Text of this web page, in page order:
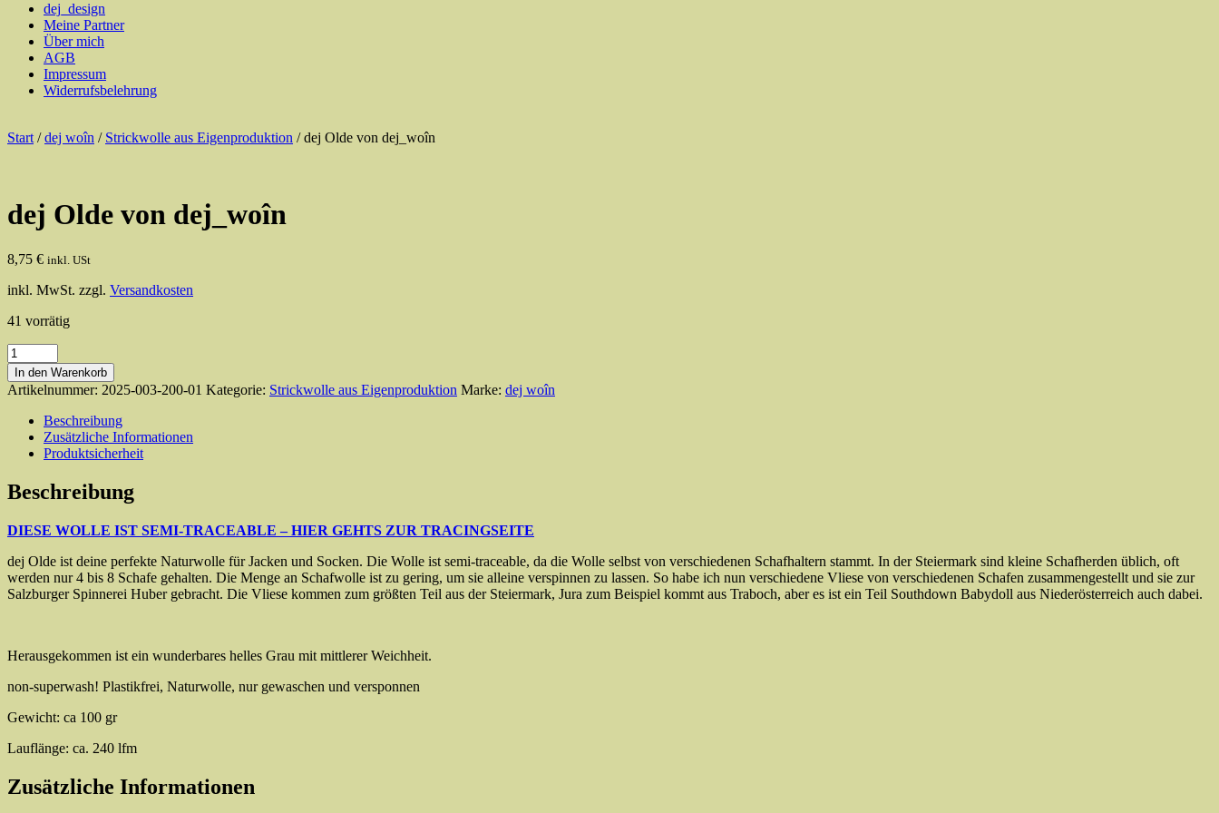
dej_design
Meine Partner
Über mich
AGB
Impressum
Widerrufsbelehrung
Start /dej woîn / Strickwolle aus Eigenproduktion / dej Olde von dej_woîn
dej Olde von dej_woîn
8,75 € inkl. USt
inkl. MwSt. zzgl. Versandkosten
41 vorrätig
dej
Olde
von
dej_woîn
Menge
In den Warenkorb
Artikelnummer: 2025-003-200-01 Kategorie: Strickwolle aus Eigenproduktion Marke: dej woîn
Beschreibung
Zusätzliche Informationen
Produktsicherheit
Beschreibung
DIESE WOLLE IST SEMI-TRACEABLE – HIER GEHTS ZUR TRACINGSEITE
dej Olde ist deine perfekte Naturwolle für Jacken und Socken. Die Wolle ist semi-traceable, da die Wolle selbst von verschiedenen Schafhaltern stammt. In der Steiermark sind kleine Schafherden üblich, oft
werden nur 4 bis 8 Schafe gehalten. Die Menge an Schafwolle ist zu gering, um sie alleine verspinnen zu lassen. So habe ich nun verschiedene Vliese von verschiedenen Schafen zusammengestellt und sie zur
Salzburger Spinnerei Huber gebracht. Die Vliese kommen zum größten Teil aus der Steiermark, Jura zum Beispiel kommt aus Traboch, aber es ist ein Teil Southdown Babydoll aus Niederösterreich auch dabei.
Herausgekommen ist ein wunderbares helles Grau mit mittlerer Weichheit.
non-superwash! Plastikfrei, Naturwolle, nur gewaschen und versponnen
Gewicht: ca 100 gr
Lauflänge: ca. 240 lfm
Zusätzliche Informationen